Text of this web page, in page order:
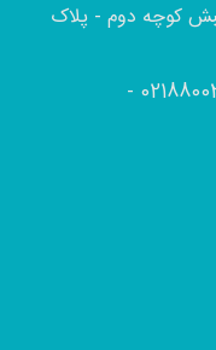
کوچه دوم - پلاک
-